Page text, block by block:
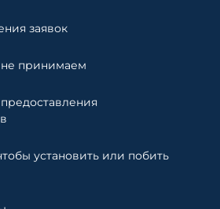
заявок
принимаем
установить или побить